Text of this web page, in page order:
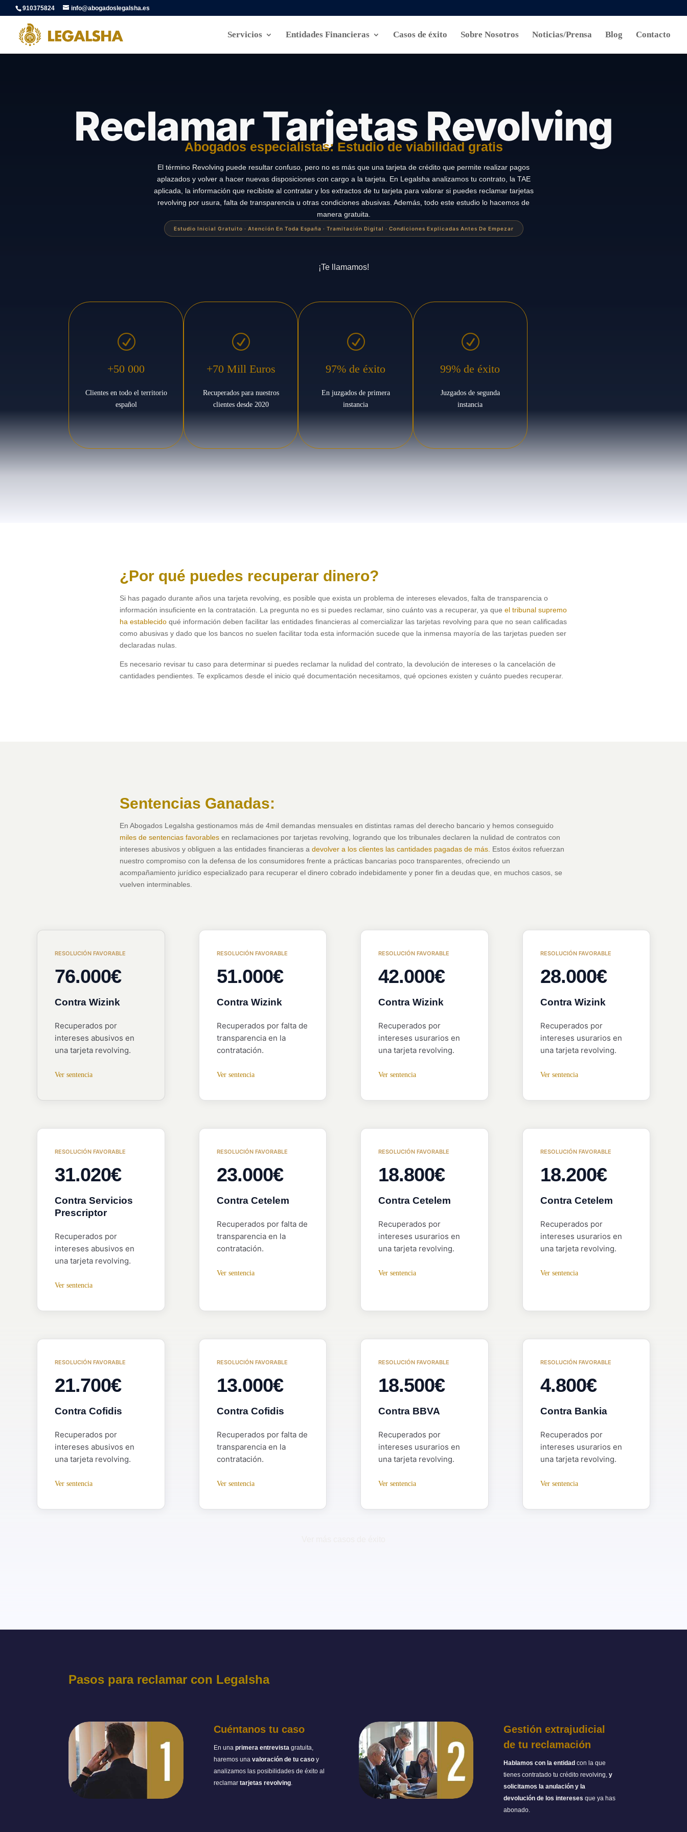
910375824 info@abogadoslegalsha.es
Servicios Entidades Financieras Casos de éxito Sobre Nosotros Noticias/Prensa Blog Contacto
Reclamar Tarjetas Revolving
Abogados especialistas: Estudio de viabilidad gratis
El término Revolving puede resultar confuso, pero no es más que una tarjeta de crédito que permite realizar pagos
aplazados y volver a hacer nuevas disposiciones con cargo a la tarjeta. En Legalsha analizamos tu contrato, la TAE
aplicada, la información que recibiste al contratar y los extractos de tu tarjeta para valorar si puedes reclamar tarjetas
revolving por usura, falta de transparencia u otras condiciones abusivas. Además, todo este estudio lo hacemos de
manera gratuita.
Estudio Inicial Gratuito · Atención En Toda España · Tramitación Digital · Condiciones Explicadas Antes De Empezar
¡Te llamamos!
R
+50 000
Clientes en todo el territorio
español
R
+70 Mill Euros
Recuperados para nuestros
clientes desde 2020
R
97% de éxito
En juzgados de primera
instancia
R
99% de éxito
Juzgados de segunda
instancia
¿Por qué puedes recuperar dinero?
Si has pagado durante años una tarjeta revolving, es posible que exista un problema de intereses elevados, falta de transparencia o
información insuficiente en la contratación. La pregunta no es si puedes reclamar, sino cuánto vas a recuperar, ya queel tribunal supremo
ha establecido qué información deben facilitar las entidades financieras al comercializar las tarjetas revolving para que no sean calificadas
como abusivas y dado que los bancos no suelen facilitar toda esta información sucede que la inmensa mayoría de las tarjetas pueden ser
declaradas nulas.
Es necesario revisar tu caso para determinar si puedes reclamar la nulidad del contrato, la devolución de intereses o la cancelación de
cantidades pendientes. Te explicamos desde el inicio qué documentación necesitamos, qué opciones existen y cuánto puedes recuperar.
Sentencias Ganadas:
En Abogados Legalsha gestionamos más de 4mil demandas mensuales en distintas ramas del derecho bancario y hemos conseguido
miles de sentencias favorables en reclamaciones por tarjetas revolving, logrando que los tribunales declaren la nulidad de contratos con
intereses abusivos y obliguen a las entidades financieras adevolver a los clientes las cantidades pagadas de más. Estos éxitos refuerzan
nuestro compromiso con la defensa de los consumidores frente a prácticas bancarias poco transparentes, ofreciendo un
acompañamiento jurídico especializado para recuperar el dinero cobrado indebidamente y poner fin a deudas que, en muchos casos, se
vuelven interminables.
RESOLUCIÓN FAVORABLE
76.000€
Contra Wizink
Recuperados por
intereses abusivos en
una tarjeta revolving.
Ver sentencia
RESOLUCIÓN FAVORABLE
51.000€
Contra Wizink
Recuperados por falta de
transparencia en la
contratación.
Ver sentencia
RESOLUCIÓN FAVORABLE
42.000€
Contra Wizink
Recuperados por
intereses usurarios en
una tarjeta revolving.
Ver sentencia
RESOLUCIÓN FAVORABLE
28.000€
Contra Wizink
Recuperados por
intereses usurarios en
una tarjeta revolving.
Ver sentencia
RESOLUCIÓN FAVORABLE
31.020€
Contra Servicios
Prescriptor
Recuperados por
intereses abusivos en
una tarjeta revolving.
Ver sentencia
RESOLUCIÓN FAVORABLE
23.000€
Contra Cetelem
Recuperados por falta de
transparencia en la
contratación.
Ver sentencia
RESOLUCIÓN FAVORABLE
18.800€
Contra Cetelem
Recuperados por
intereses usurarios en
una tarjeta revolving.
Ver sentencia
RESOLUCIÓN FAVORABLE
18.200€
Contra Cetelem
Recuperados por
intereses usurarios en
una tarjeta revolving.
Ver sentencia
RESOLUCIÓN FAVORABLE
21.700€
Contra Cofidis
Recuperados por
intereses abusivos en
una tarjeta revolving.
Ver sentencia
RESOLUCIÓN FAVORABLE
13.000€
Contra Cofidis
Recuperados por falta de
transparencia en la
contratación.
Ver sentencia
RESOLUCIÓN FAVORABLE
18.500€
Contra BBVA
Recuperados por
intereses usurarios en
una tarjeta revolving.
Ver sentencia
RESOLUCIÓN FAVORABLE
4.800€
Contra Bankia
Recuperados por
intereses usurarios en
una tarjeta revolving.
Ver sentencia
Pasos para reclamar con Legalsha
Cuéntanos tu caso
En una primera entrevistagratuita,
haremos una valoración de tu casoy
analizamos las posibilidades de éxito al
reclamar tarjetas revolving.
Gestión extrajudicial
de tu reclamación
Hablamos con la entidad con la que
tienes contratado tu crédito revolving,y
solicitamos la anulación y la
devolución de los intereses que ya has
abonado.